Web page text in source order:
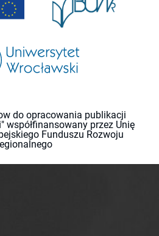
do opracowania publikacji
współfinansowany przez Unię
Funduszu Rozwoju